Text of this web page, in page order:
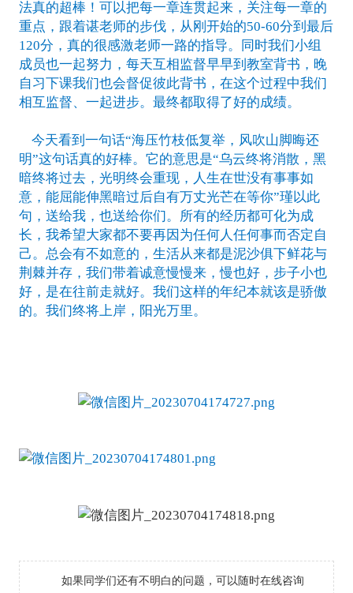
法真的超棒！可以把每一章连贯起来，关注每一章的
重点，跟着谌老师的步伐，从刚开始的50-60分到最后
120分，真的很感激老师一路的指导。同时我们小组
成员也一起努力，每天互相监督早早到教室背书，晚
自习下课我们也会督促彼此背书，在这个过程中我们
相互监督、一起进步。最终都取得了好的成绩。
今天看到一句话“海压竹枝低复举，风吹山脚晦还
明”这句话真的好棒。它的意思是“乌云终将消散，黑
暗终将过去，光明终会重现，人生在世没有事事如
意，能屈能伸黑暗过后自有万丈光芒在等你”瑾以此
句，送给我，也送给你们。所有的经历都可化为成
长，我希望大家都不要再因为任何人任何事而否定自
己。总会有不如意的，生活从来都是泥沙俱下鲜花与
荆棘并存，我们带着诚意慢慢来，慢也好，步子小也
好，是在往前走就好。我们这样的年纪本就该是骄傲
的。我们终将上岸，阳光万里。
如果同学们还有不明白的问题，可以随时在线咨询